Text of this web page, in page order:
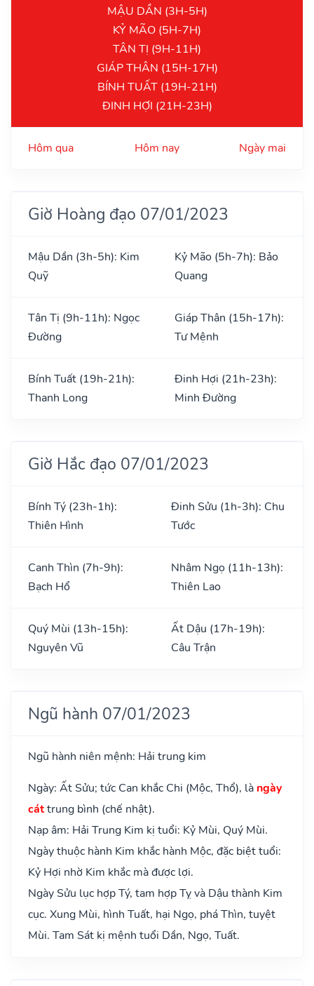
MẬU DẦN (3H-5H)
KỶ MÃO (5H-7H)
TÂN TỊ (9H-11H)
GIÁP THÂN (15H-17H)
BÍNH TUẤT (19H-21H)
ĐINH HỢI (21H-23H)
Hôm qua Hôm nay Ngày mai
Giờ Hoàng đạo 07/01/2023
Mậu Dần (3h-5h): Kim
Quỹ
Kỷ Mão (5h-7h): Bảo
Quang
Tân Tị (9h-11h): Ngọc
Đường
Giáp Thân (15h-17h):
Tư Mệnh
Bính Tuất (19h-21h):
Thanh Long
Đinh Hợi (21h-23h):
Minh Đường
Giờ Hắc đạo 07/01/2023
Bính Tý (23h-1h):
Thiên Hình
Đinh Sửu (1h-3h): Chu
Tước
Canh Thìn (7h-9h):
Bạch Hổ
Nhâm Ngọ (11h-13h):
Thiên Lao
Quý Mùi (13h-15h):
Nguyên Vũ
Ất Dậu (17h-19h):
Câu Trận
Ngũ hành 07/01/2023
Ngũ hành niên mệnh: Hải trung kim
Ngày: Ất Sửu; tức Can khắc Chi (Mộc, Thổ), là ngày
cáttrung bình (chế nhật).
Nạp âm: Hải Trung Kim kị tuổi: Kỷ Mùi, Quý Mùi.
Ngày thuộc hành Kim khắc hành Mộc, đặc biệt tuổi:
Kỷ Hợi nhờ Kim khắc mà được lợi.
Ngày Sửu lục hợp Tý, tam hợp Tỵ và Dậu thành Kim
cục. Xung Mùi, hình Tuất, hại Ngọ, phá Thìn, tuyệt
Mùi. Tam Sát kị mệnh tuổi Dần, Ngọ, Tuất.